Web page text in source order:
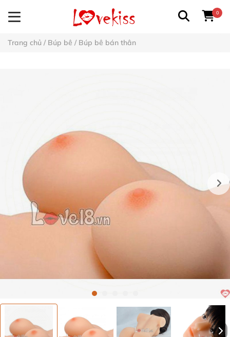
0
Trang chủ / Búp bê / Búp bê bán thân